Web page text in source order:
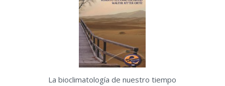
La bioclimatología de nuestro tiempo